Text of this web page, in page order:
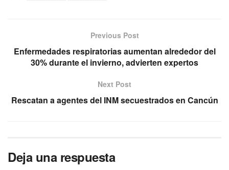
Previous Post
Enfermedades respiratorias aumentan alrededor del
30% durante el invierno, advierten expertos
Next Post
Rescatan a agentes del INM secuestrados en Cancún
Deja una respuesta